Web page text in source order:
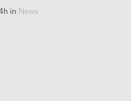
in News